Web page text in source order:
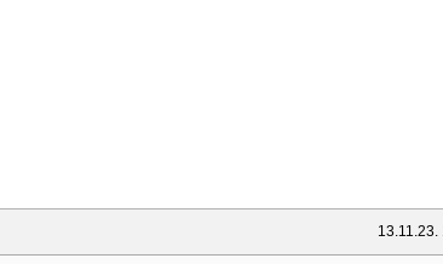
13.11.23.